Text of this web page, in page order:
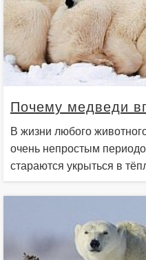
Почему медведи
В жизни любого
очень непростым
стараются укрыться в